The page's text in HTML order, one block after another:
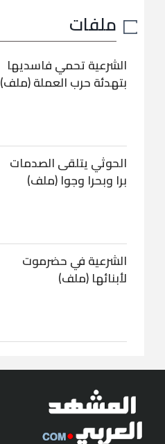
ملفات
الشرعية تحمي فاسديها
بتهدئة حرب العملة (ملف)
الحوثي يتلقى الصدمات
برا وبحرا وجوا (ملف)
الشرعية في حضرموت
لأبنائها (ملف)